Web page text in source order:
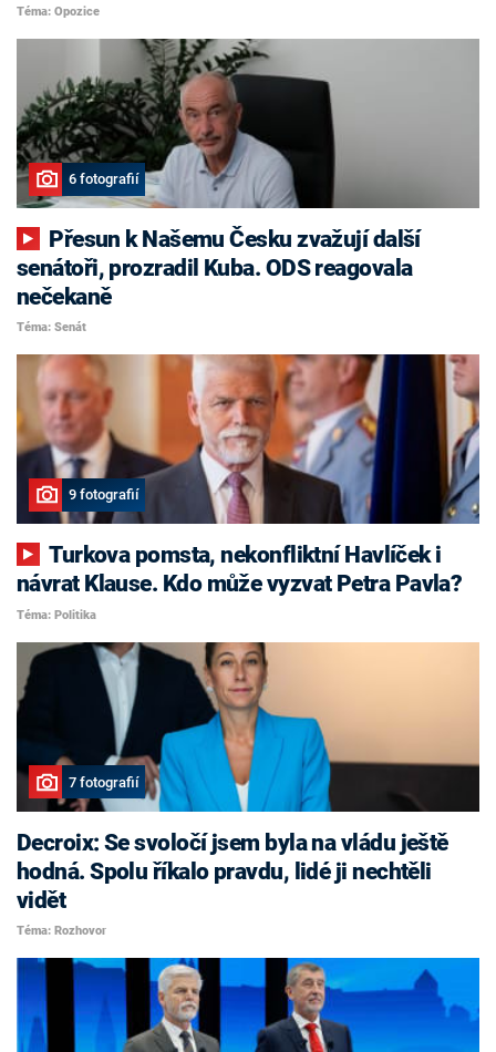
Téma: Opozice
6 fotografií
senátoři, prozradil Kuba. ODS reagovala
nečekaně
Téma: Senát
9 fotografií
Turkova pomsta, nekonfliktní Havlíček i
návrat Klause. Kdo může vyzvat Petra Pavla?
Téma: Politika
7 fotografií
Decroix: Se svoločí jsem byla na vládu ještě
hodná. Spolu říkalo pravdu, lidé ji nechtěli
vidět
Téma: Rozhovor